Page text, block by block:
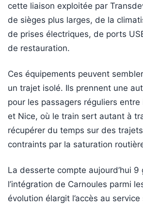
cette liaison exploitée par
de sièges plus larges, de la
de prises électriques, de ports
de restauration.
Ces équipements peuvent
un trajet isolé. Ils prennent une
pour les passagers réguliers entre
et Nice, où le train sert autant à
récupérer du temps sur des
contraints par la saturation
La desserte compte aujourd’hui 9
l’intégration de Carnoules parmi
évolution élargit l’accès au